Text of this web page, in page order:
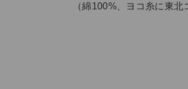
（綿100%、ヨコ糸に東